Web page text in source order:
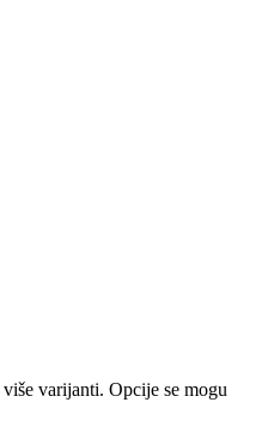
varijanti. Opcije se mogu